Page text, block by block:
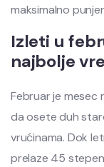
maksimalno
Izleti u
najbolje
Februar je mesec
da osete duh
vrućinama. Dok
prelaze 45